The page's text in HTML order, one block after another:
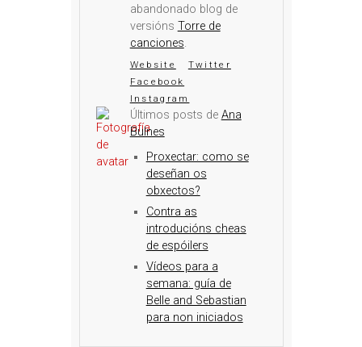
abandonado blog de
versións Torre de
canciones.
Website
Twitter
Facebook
Instagram
Últimos posts de Ana
Bulnes
Proxectar: como se
deseñan os
obxectos?
Contra as
introducións cheas
de espóilers
Vídeos para a
semana: guía de
Belle and Sebastian
para non iniciados